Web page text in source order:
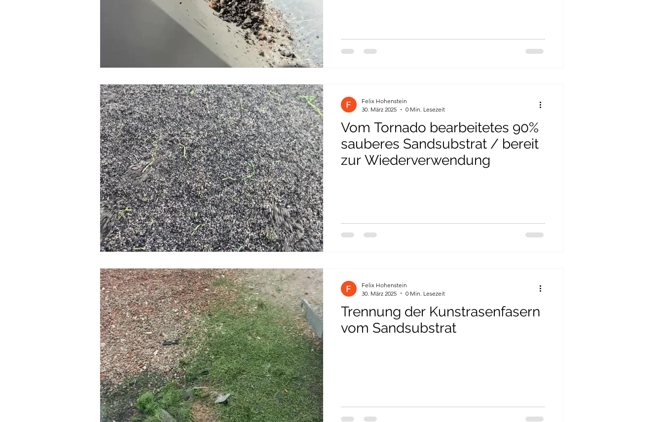
Vom Tornado bearbeitetes 90%
sauberes Sandsubstrat / bereit
zur Wiederverwendung
Felix Hohenstein
30. März 2025
0 Min. Lesezeit
Trennung der Kunstrasenfasern
vom Sandsubstrat
Felix Hohenstein
30. März 2025
0 Min. Lesezeit